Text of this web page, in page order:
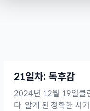
21일차: 독후감
2024년 12월 19일클
다. 알게 된 정확한 시